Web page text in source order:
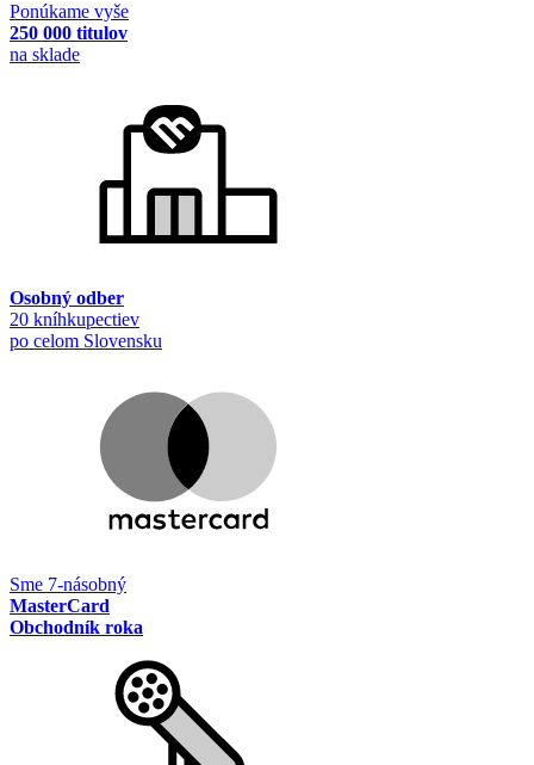
Ponúkame vyše
250 000 titulov
na sklade
Osobný odber
20 kníhkupectiev
po celom Slovensku
Sme 7-násobný
MasterCard
Obchodník roka